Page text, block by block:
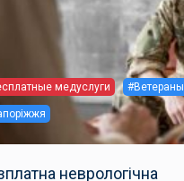
медуслуги #Ветераны
неврологічна